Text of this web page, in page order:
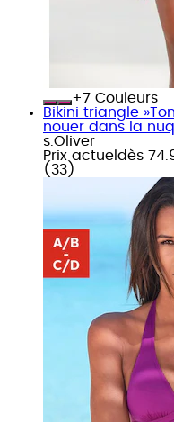
+
Couleurs
Bikini triangle
nouer dans la
s.Oliver
Prix actuel dès
( 33 )